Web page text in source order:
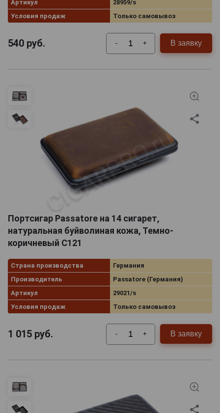
Артикул
28959/s
Условия продаж
Только самовывоз
540 руб. - + В заявку
Портсигар Passatore на 14 сигарет,
натуральная буйволиная кожа, Темно-
коричневый C121
Страна производства
Германия
Производитель
Passatore (Германия)
Артикул
29021/s
Условия продаж
Только самовывоз
1 015 руб. - + В заявку